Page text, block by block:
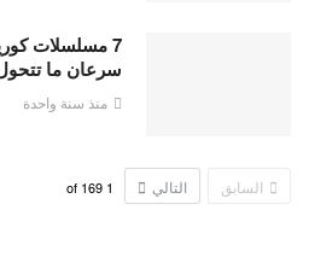
7 مسلسلات
سرعان ما
منذ سنة واحدة
السابق التالي 1
169